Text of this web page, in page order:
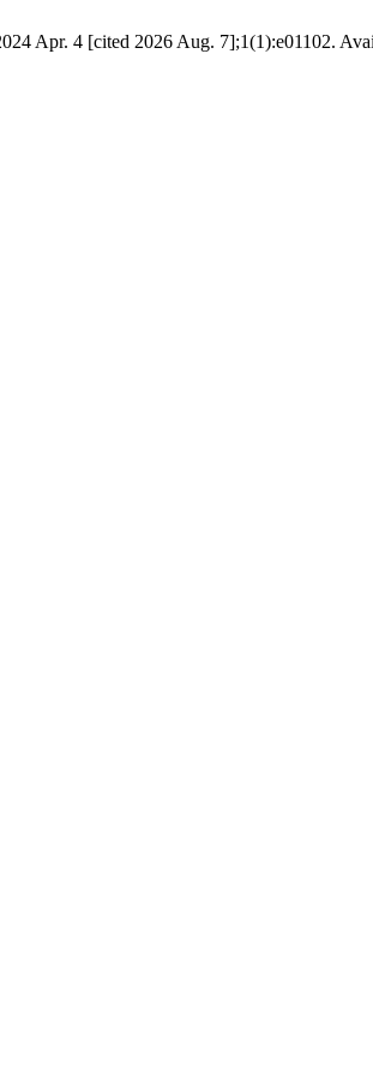
Apr. 4 [cited 2026 Aug. 7];1(1):e01102.